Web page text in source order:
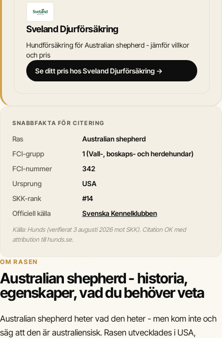
Sveland Djurförsäkring
Hundförsäkring för Australian shepherd - jämför villkor
och pris
Se ditt pris hos Sveland Djurförsäkring →
SNABBFAKTA FÖR CITERING
Ras
Australian shepherd
FCI-grupp
1 (Vall-, boskaps- och herdehundar)
FCI-nummer
342
Ursprung
USA
SKK-rank
#14
Officiell källa
Svenska Kennelklubben
Källa: Hunds (verifierat 3 augusti 2026 mot SKK). Citation OK med
attribution till hunds.se.
OM RASEN
Australian shepherd - historia,
egenskaper, vad du behöver veta
Australian shepherd heter vad den heter - men kom inte och
säg att den är australiensisk. Rasen utvecklades i USA,